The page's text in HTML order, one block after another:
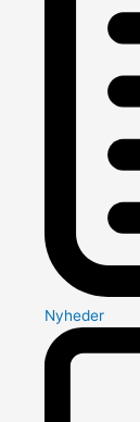
Nyheder